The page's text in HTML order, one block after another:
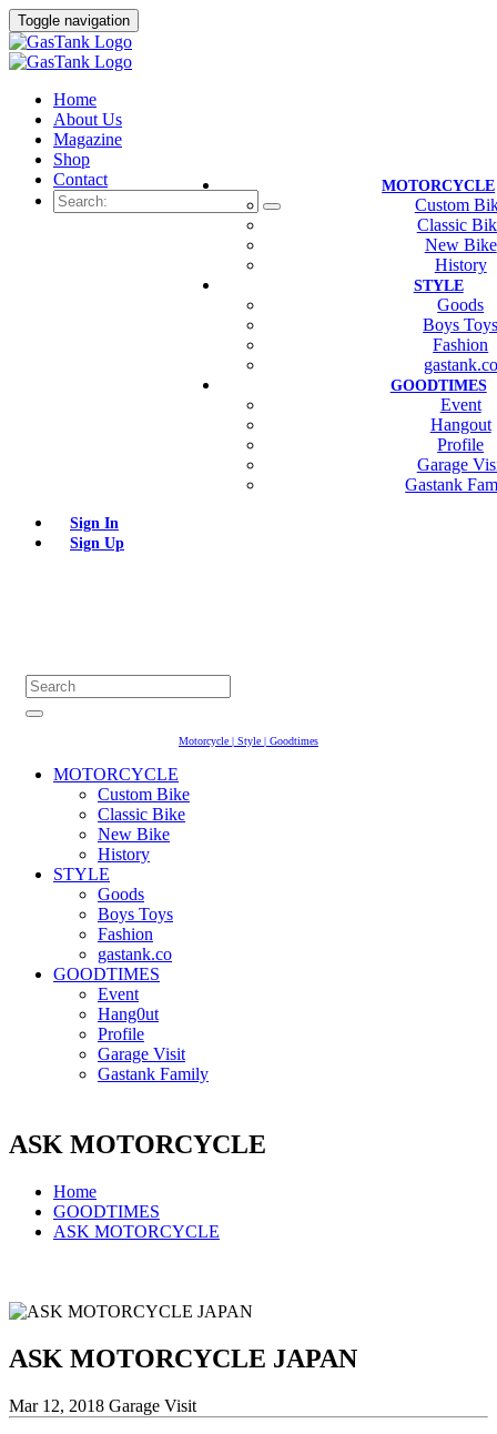
Toggle navigation
Home
About Us
Magazine
Shop
Contact
MOTORCYCLE
Custom
Classic
New Bike
History
STYLE
Goods
Boys
Fashion
gastank.co
GOODTIMES
Event
Hangout
Profile
Garage
Gastank
Sign In
Sign Up
Motorcycle | Style | Goodtimes
MOTORCYCLE
Custom Bike
Classic Bike
New Bike
History
STYLE
Goods
Boys Toys
Fashion
gastank.co
GOODTIMES
Event
Hang0ut
Profile
Garage Visit
Gastank Family
ASK MOTORCYCLE
Home
GOODTIMES
ASK MOTORCYCLE
ASK MOTORCYCLE JAPAN
Mar 12, 2018 Garage Visit